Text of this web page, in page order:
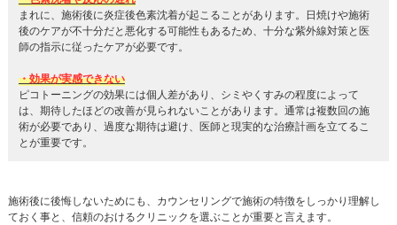
まれに、施術後に炎症後色素沈着が起こることがあります。日焼けや施術
後のケアが不十分だと悪化する可能性もあるため、十分な紫外線対策と医
師の指示に従ったケアが必要です。
・効果が実感できない
ピコトーニングの効果には個人差があり、シミやくすみの程度によって
は、期待したほどの改善が見られないことがあります。通常は複数回の施
術が必要であり、過度な期待は避け、医師と現実的な治療計画を立てるこ
とが重要です。
施術後に後悔しないためにも、カウンセリングで施術の特徴をしっかり理解し
ておく事と、信頼のおけるクリニックを選ぶことが重要と言えます。